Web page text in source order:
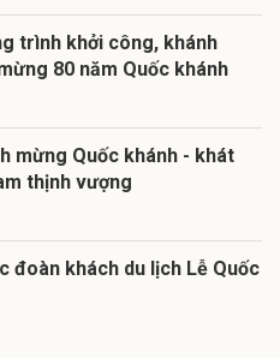
trình khởi công, khánh
80 năm Quốc khánh
mừng Quốc khánh - khát
thịnh vượng
đoàn khách du lịch Lễ Quốc